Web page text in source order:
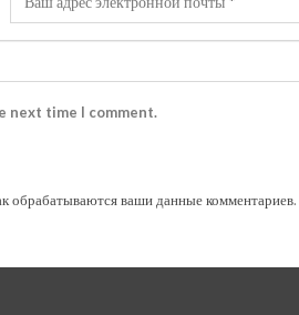
next time I comment.
обрабатываются ваши данные комментариев.